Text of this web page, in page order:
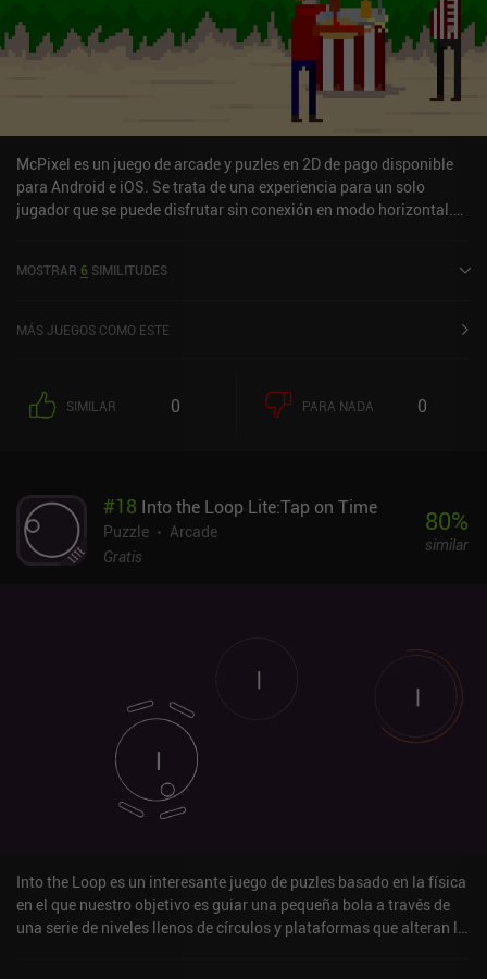
McPixel es un juego de arcade y puzles en 2D de pago disponible
para Android e iOS. Se trata de una experiencia para un solo
jugador que se puede disfrutar sin conexión en modo horizontal.
5,0 en la App Store de iOS.
MOSTRAR 6 SIMILITUDES
MÁS JUEGOS COMO ESTE
SIMILAR 0 PARA NADA 0
#18 Into the Loop Lite:Tap on Time
Puzzle
Arcade
Gratis
80%
similar
Into the Loop es un interesante juego de puzles basado en la física
en el que nuestro objetivo es guiar una pequeña bola a través de
una serie de niveles llenos de círculos y plataformas que alteran la